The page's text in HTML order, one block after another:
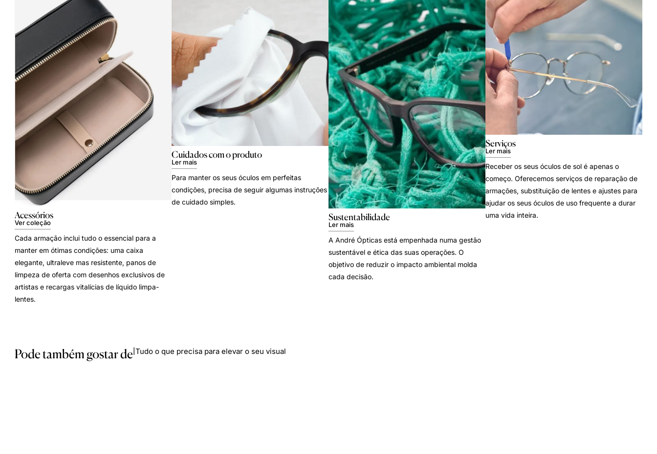
Acessórios
Ver coleção
Cada armação inclui tudo o essencial para a
manter em ótimas condições: uma caixa
elegante, ultraleve mas resistente, panos de
limpeza de oferta com desenhos exclusivos de
artistas e recargas vitalícias de líquido limpa-
lentes.
Cuidados com o produto
Ler mais
Para manter os seus óculos em perfeitas
condições, precisa de seguir algumas instruções
de cuidado simples.
Sustentabilidade
Ler mais
A André Ópticas está empenhada numa gestão
sustentável e ética das suas operações. O
objetivo de reduzir o impacto ambiental molda
cada decisão.
Serviços
Ler mais
Receber os seus óculos de sol é apenas o
começo. Oferecemos serviços de reparação de
armações, substituição de lentes e ajustes para
ajudar os seus óculos de uso frequente a durar
uma vida inteira.
Pode também gostar de Tudo o que precisa para elevar o seu visual